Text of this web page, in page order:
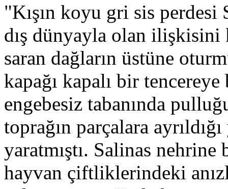
"Kışın koyu gri sis
dış dünyayla olan ilişkisini
saran dağların üstüne
kapağı kapalı bir
engebesiz tabanında
toprağın parçalara
yaratmıştı. Salinas
hayvan çiftliklerindeki